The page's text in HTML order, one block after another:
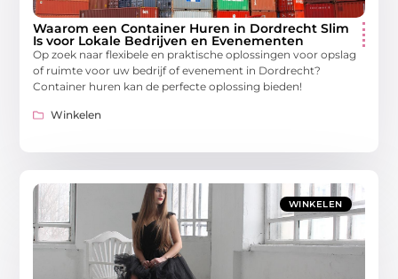
Waarom een Container Huren in Dordrecht Slim
Is voor Lokale Bedrijven en Evenementen
Op zoek naar flexibele en praktische oplossingen voor opslag
of ruimte voor uw bedrijf of evenement in Dordrecht?
Container huren kan de perfecte oplossing bieden!
Winkelen
WINKELEN